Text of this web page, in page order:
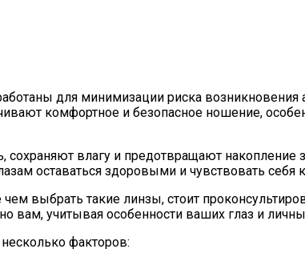
для минимизации риска возникновения
комфортное и безопасное ношение,
влагу и предотвращают накопление
оставаться здоровыми и чувствовать себя
выбрать такие линзы, стоит
вам, учитывая особенности ваших глаз и
факторов: